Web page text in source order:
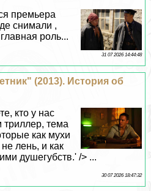
премьера
снимали ,
роль...
31 07 2026 14:44:48
(2013). История об
кто у нас
тема
как мухи
лень, и как
душегубств.' /> ...
30 07 2026 18:47:32